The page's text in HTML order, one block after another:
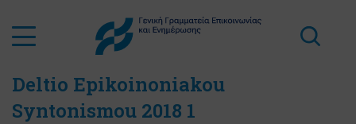
Deltio Epikoinoniakou
Syntonismou 2018 1